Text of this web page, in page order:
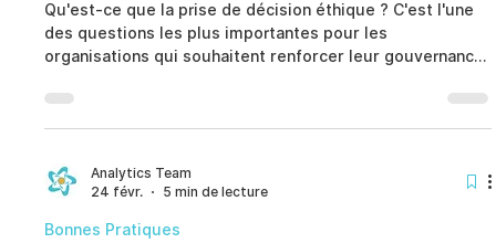
Qu'est-ce que la prise de décision éthique ? C'est l'une
des questions les plus importantes pour les
organisations qui souhaitent renforcer leur gouvernance,
décision éthique permet d'évaluer des situations
complexes avec transparence, de protéger les
confiance grâce à des décisions responsables,
documentées et cohérentes.
Analytics Team
24 févr.
5 min de lecture
Bonnes Pratiques